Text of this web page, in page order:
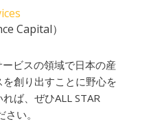
Capital）
ビスの領域で日本の産
創り出すことに野心を
ば、ぜひALL STAR
い。